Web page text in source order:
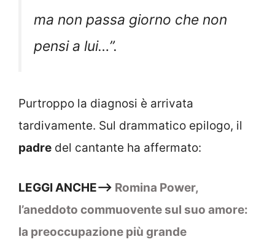
ma non passa giorno che non
pensi a lui…”.
Purtroppo la diagnosi è arrivata
tardivamente. Sul drammatico epilogo, il
padre del cantante ha affermato:
LEGGI ANCHE–> Romina Power,
l’aneddoto commuovente sul suo amore:
la preoccupazione più grande